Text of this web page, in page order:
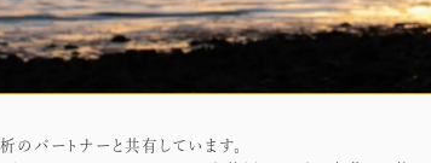
パートナーと共有しています。